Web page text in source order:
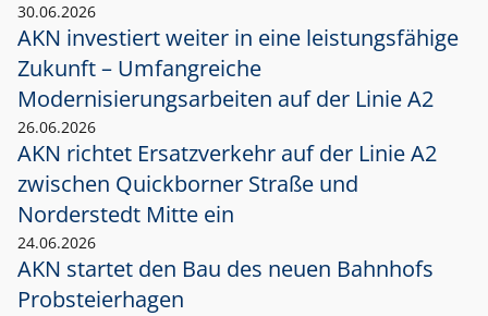
30.06.2026
AKN investiert weiter in eine leistungsfähige
Zukunft – Umfangreiche
Modernisierungsarbeiten auf der Linie A2
26.06.2026
AKN richtet Ersatzverkehr auf der Linie A2
zwischen Quickborner Straße und
Norderstedt Mitte ein
24.06.2026
AKN startet den Bau des neuen Bahnhofs
Probsteierhagen